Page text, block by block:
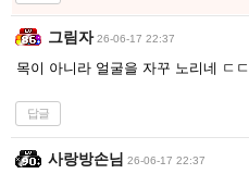
그림자 26-06-17 22:37
목이 아니라 얼굴을 자꾸 노리네 ㄷㄷ
답글
사랑방손님 26-06-17 22:37